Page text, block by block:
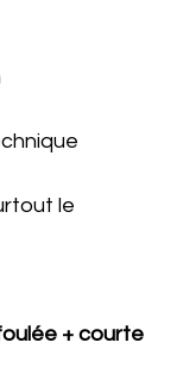
le
+ courte